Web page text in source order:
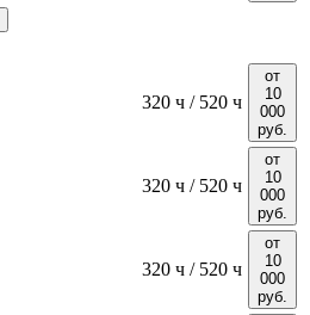
320 ч / 520 ч
от
10
000
руб.
320 ч / 520 ч
от
10
000
руб.
320 ч / 520 ч
от
10
000
руб.